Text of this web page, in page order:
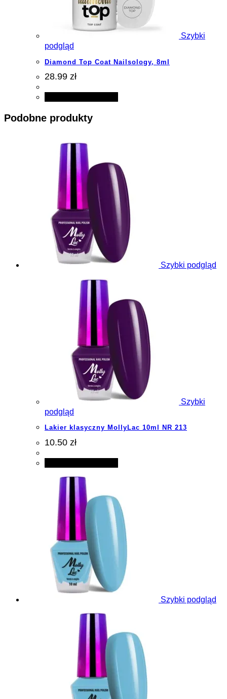
Szybki
podgląd
Diamond Top Coat Nailsology, 8ml
28.99 zł
Podobne produkty
Szybki podgląd
Szybki
podgląd
Lakier klasyczny MollyLac 10ml NR 213
10.50 zł
Szybki podgląd